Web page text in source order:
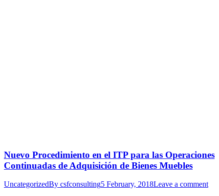
Nuevo Procedimiento en el ITP para las Operaciones
Continuadas de Adquisición de Bienes Muebles
UncategorizedBy csfconsulting5 February, 2018Leave a comment